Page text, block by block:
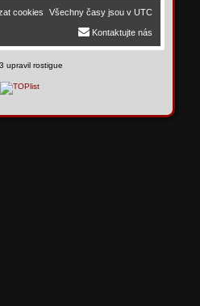
Všechny časy jsou v UTC
cookies
Kontaktujte nás
upravil rostigue